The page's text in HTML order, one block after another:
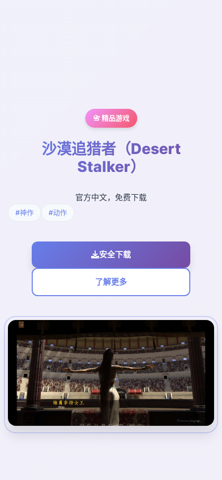
📇 精品游戏
沙漠追猎者（Desert
Stalker）
官方中文，免费下载
#神作 #动作
安全下载
了解更多